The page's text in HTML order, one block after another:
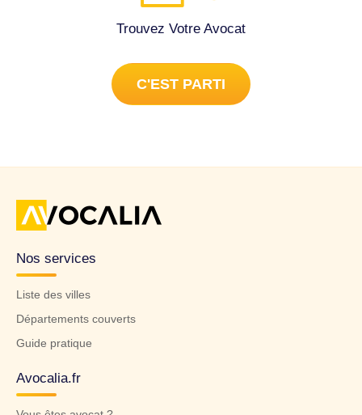
Trouvez Votre Avocat
C'EST PARTI
Nos services
Liste des villes
Départements couverts
Guide pratique
Avocalia.fr